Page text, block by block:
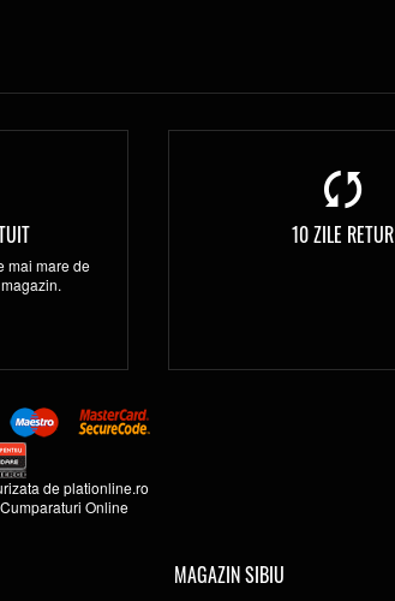
mai mare de
10 ZILE RETUR
deplationline.ro
Cumparaturi Online
MAGAZIN SIBIU